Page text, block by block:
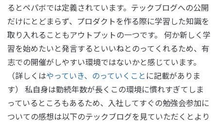
るとペパボでは定義されています。テックブログへの公開
だけにとどまらず、プロダクトを作る際に学習した知識を
取り入れることもアウトプットの一つです。 何か新しく学
習を始めたいと発言するといいねとのってくれるため、有
志での開催がしやすい環境ではないかと感じています。
（詳しくはやっていき、のっていくこと に記載がありま
す） 私自身は勤続年数が長くこの環境に慣れすぎてしま
っているところもあるため、入社してすぐの勉強会参加に
ついての感想は以下のテックブログを見ていただくとより